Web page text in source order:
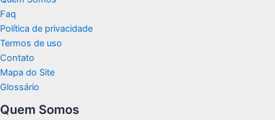
Faq
Política de privacidade
Termos de uso
Contato
Mapa do Site
Glossário
Quem Somos